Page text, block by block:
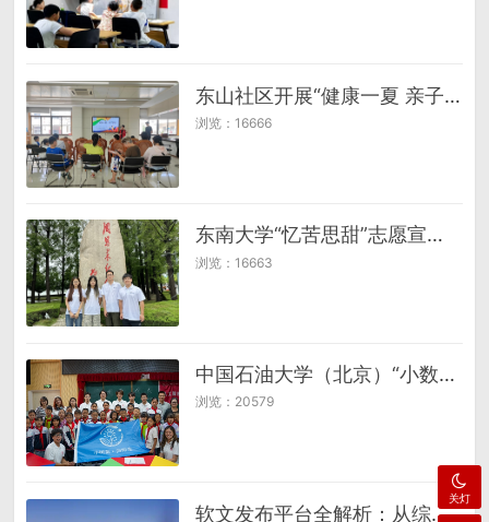
东山社区开展“健康一夏 亲子同行”主题运动课堂活动
浏览：16666
东南大学“忆苦思甜”志愿宣讲团：海棠依旧忆初心，总理千秋铸国魂
浏览：16663
中国石油大学（北京）“小数苗，向阳生”支教团赴南华县开展暑期支教活动
浏览：20579
软文发布平台全解析：从综合到垂直，找到适配你的传播利器
关灯